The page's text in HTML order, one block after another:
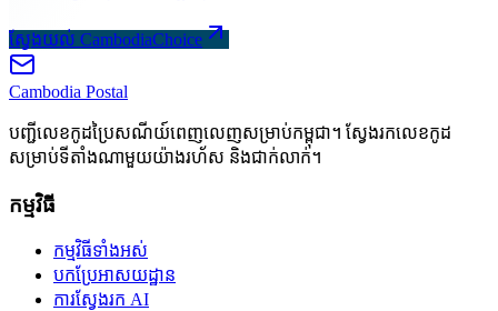
ស្វែងយល់ CambodiaChoice
Cambodia Postal
បញ្ជីលេខកូដប្រៃសណីយ៍ពេញលេញសម្រាប់កម្ពុជា។ ស្វែងរកលេខកូដ
សម្រាប់ទីតាំងណាមួយយ៉ាងរហ័ស និងជាក់លាក់។
កម្មវិធី
កម្មវិធីទាំងអស់
បកប្រែអាសយដ្ឋាន
ការស្វែងរក AI